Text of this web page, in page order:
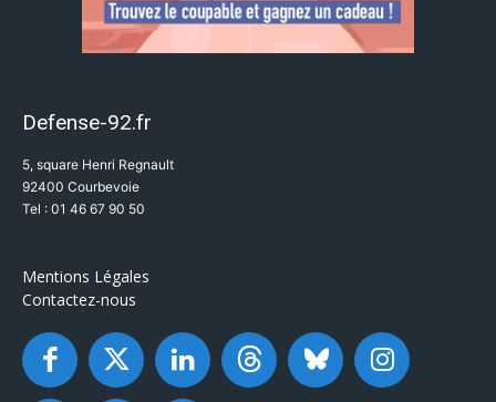
Defense-92.fr
5, square Henri Regnault
92400 Courbevoie
Tel : 01 46 67 90 50
Mentions Légales
Contactez-nous